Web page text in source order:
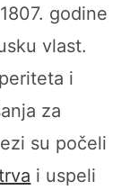
godine
vlast.
i
za
su počeli
i uspeli